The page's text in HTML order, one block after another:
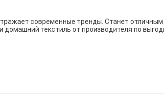
современные тренды. Станет
домашний текстиль от производителя по